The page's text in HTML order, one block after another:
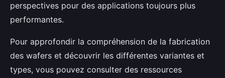
perspectives pour des applications toujours plus
performantes.
Pour approfondir la compréhension de la fabrication
des wafers et découvrir les différentes variantes et
types, vous pouvez consulter des ressources